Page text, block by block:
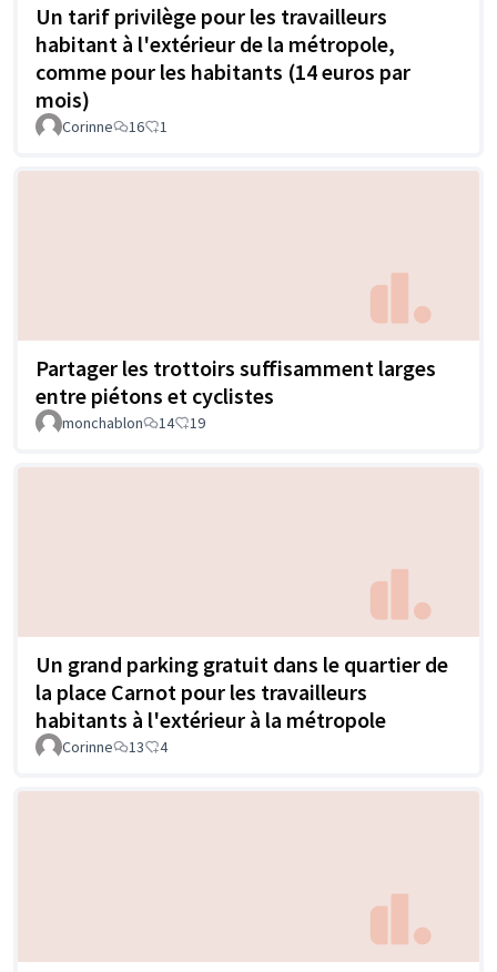
Un tarif privilège pour les travailleurs
habitant à l'extérieur de la métropole,
comme pour les habitants (14 euros par
mois)
Corinne 16 1
Partager les trottoirs suffisamment larges
entre piétons et cyclistes
monchablon 14 19
Un grand parking gratuit dans le quartier de
la place Carnot pour les travailleurs
habitants à l'extérieur à la métropole
Corinne 13 4